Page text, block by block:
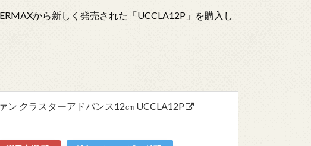
から新しく発売された「UCCLA12P」を購入し
ン クラスターアドバンス12㎝ UCCLA12P